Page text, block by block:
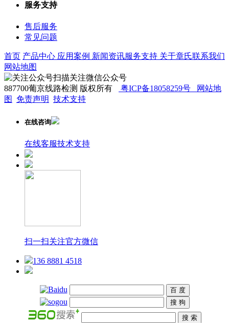
服务支持
售后服务
常见问题
首页 产品中心 应用案例 新闻资讯服务支持 关于章氏联系我们
网站地图
扫描关注微信公众号
887700葡京线路检测 版权所有
粤ICP备18058259号
网站地
图
免责声明 技术支持
在线咨询
在线客服技术支持
扫一扫关注官方微信
136 8881 4518